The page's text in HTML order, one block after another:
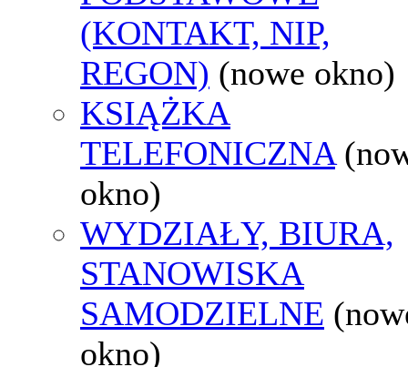
(KONTAKT, NIP,
REGON) (nowe okno)
KSIĄŻKA
TELEFONICZNA
okno)
WYDZIAŁY, BIURA,
STANOWISKA
SAMODZIELNE
okno)